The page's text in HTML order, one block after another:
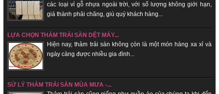
các loại vỉ gỗ nhựa ngoài trời, với số lượng không giới hạn,
giá thành phải chăng, giú quý khách hàng...
LỰA CHỌN THẢM TRẢI SÀN DỆT MÁY...
Hiện nay, thảm trải sàn không c̣òn là một món hàng xa xỉ và
ngày càng được nhiều gia đình...
SỬ LÝ THẢM TRẢI SÀN MÙA MƯA -...